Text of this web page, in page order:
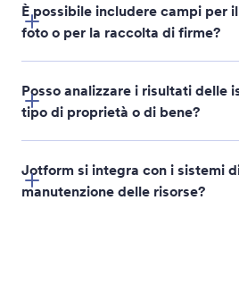
È possibile includere campi per
foto o per la raccolta di firme?
Posso analizzare i risultati delle
tipo di proprietà o di bene?
Jotform si integra con i sistemi
manutenzione delle risorse?